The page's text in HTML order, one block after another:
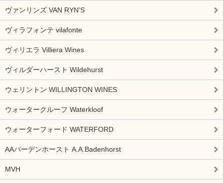
ヴァンリンズ VAN RYN'S
ヴィラフォンテ vilafonte
ヴィリエラ Villiera Wines
ヴィルダーハースト Wildehurst
ウェリントン WILLINGTON WINES
ウォータークルーフ Waterkloof
ウォーターフォード WATERFORD
AAバーデンホースト A.A.Badenhorst
MVH